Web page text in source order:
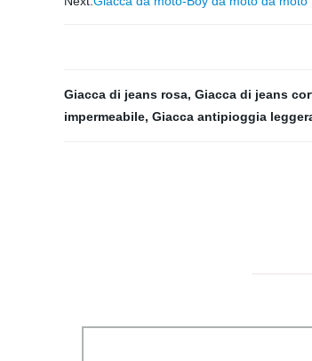
Giacca di jeans rosa, Giacca di jeans
impermeabile, Giacca antipioggia